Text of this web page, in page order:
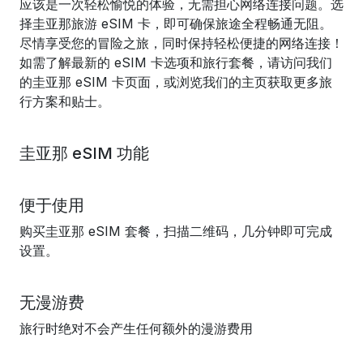
应该是一次轻松愉悦的体验，无需担心网络连接问题。选
择圭亚那旅游 eSIM 卡，即可确保旅途全程畅通无阻。
尽情享受您的冒险之旅，同时保持轻松便捷的网络连接！
如需了解最新的 eSIM 卡选项和旅行套餐，请访问我们
的圭亚那 eSIM 卡页面，或浏览我们的主页获取更多旅
行方案和贴士。
圭亚那 eSIM 功能
便于使用
购买圭亚那 eSIM 套餐，扫描二维码，几分钟即可完成
设置。
无漫游费
旅行时绝对不会产生任何额外的漫游费用